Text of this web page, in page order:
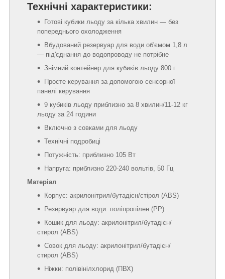
Технічні характеристики:
Готові кубики льоду за кілька хвилин — без
попереднього охолодження
Вбудований резервуар для води об'ємом 1,8 л
— під'єднання до водопроводу не потрібне
Знімний контейнер для кубиків льоду 800 г
Просте керування за допомогою сенсорної
панелі керування
9 кубиків льоду приблизно за 8 хвилин/11-12 кг
льоду за 24 години
Включно з совками для льоду
Технічні подробиці
Потужність: приблизно 105 Вт
Напруга: приблизно 220-240 вольтів, 50 Гц
Матеріал
Корпус: акрилонітрил/бутадієн/стірол (ABS)
Резервуар для води: поліпропілен (PP)
Кошик для льоду: акрилонітрил/бутадієн/
стирол (ABS)
Совок для льоду: акрилонітрил/бутадієн/
стирол (ABS)
Ніжки: полівінілхлорид (ПВХ)